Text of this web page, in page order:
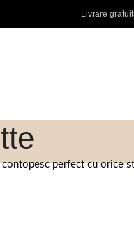
LEI
perfect cu orice